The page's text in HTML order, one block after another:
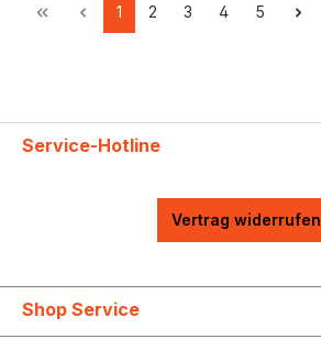
1 2 3 4 5
Service-Hotline
Vertrag widerrufen
Shop Service